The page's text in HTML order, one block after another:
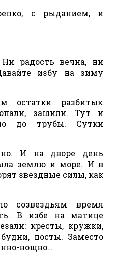
с рыданием, и
радость вечна, ни
избу на зиму
остатки разбитых
зашили. Тут и
до трубы. Сутки
И на дворе день
землю и море. И в
звездные силы, как
созвездьям время
В избе на матице
кресты, кружки,
посты. Заместо
нощно…